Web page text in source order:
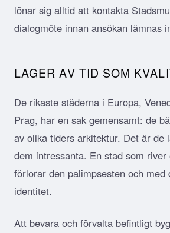
lönar sig alltid att kontakta
dialogmöte innan ansökan lämnas
LAGER AV TID SOM
De rikaste städerna i Europa,
Prag, har en sak gemensamt: de
av olika tiders arkitektur. Det är de
dem intressanta. En stad som
förlorar den palimpsesten och med
identitet.
Att bevara och förvalta befintligt